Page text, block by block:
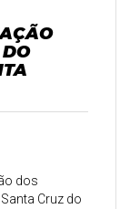
dos
Cruz do